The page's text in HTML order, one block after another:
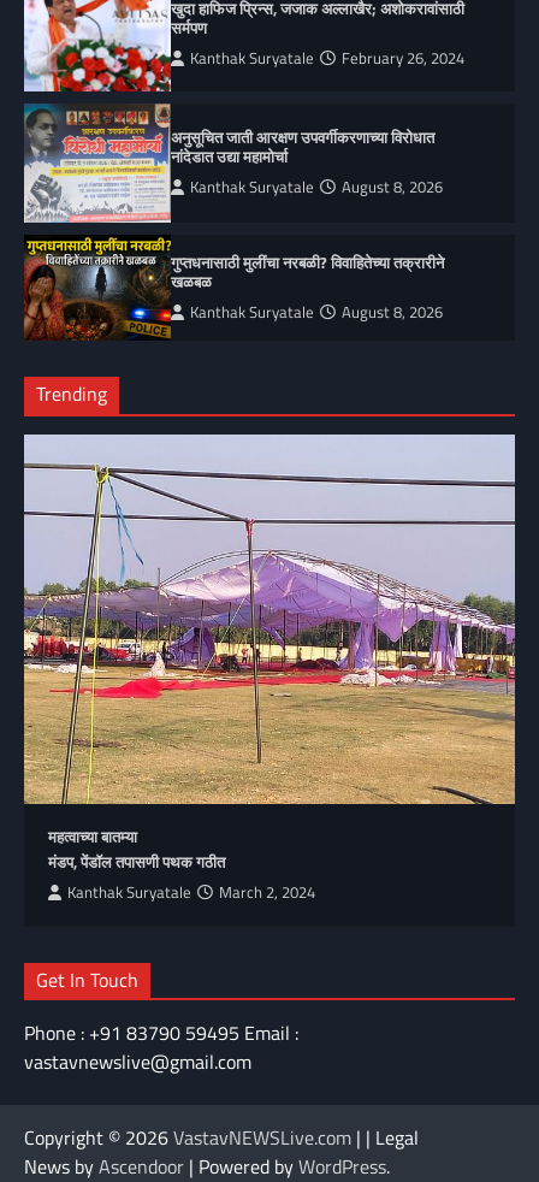
खुदा हाफिज प्रिन्स, जजाक अल्लाखैर; अशोकरावांसाठी
सर्मपण
Kanthak Suryatale February 26, 2024
अनुसूचित जाती आरक्षण उपवर्गीकरणाच्या विरोधात
नांदेडात उद्या महामोर्चा
Kanthak Suryatale August 8, 2026
गुप्तधनासाठी मुलींचा नरबळी? विवाहितेच्या तक्रारीने
खळबळ
Kanthak Suryatale August 8, 2026
Trending
महत्वाच्या बातम्या
मंडप, पेंडॉल तपासणी पथक गठीत
Kanthak Suryatale March 2, 2024
Get In Touch
Phone : +91 83790 59495 Email :
vastavnewslive@gmail.com
Copyright © 2026VastavNEWSLive.com | | Legal
News byAscendoor | Powered byWordPress.